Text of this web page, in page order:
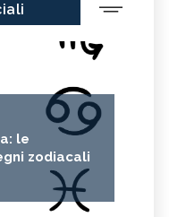
le
zodiacali